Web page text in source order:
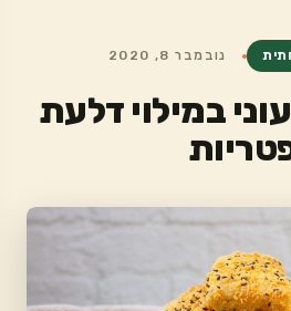
נובמבר 8, 2020
במילוי דלעת